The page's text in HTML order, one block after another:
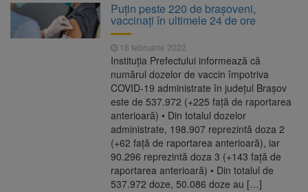
Puțin peste 220 de braşoveni,
vaccinaţi în ultimele 24 de ore
16 februarie 2022
Instituția Prefectului informează că
numărul dozelor de vaccin împotriva
COVID-19 administrate în județul Brașov
este de 537.972 (+225 față de raportarea
anterioară) • Din totalul dozelor
administrate, 198.907 reprezintă doza 2
(+62 față de raportarea anterioară), iar
90.296 reprezintă doza 3 (+143 față de
raportarea anterioară) • Din totalul de
537.972 doze, 50.086 doze au […]